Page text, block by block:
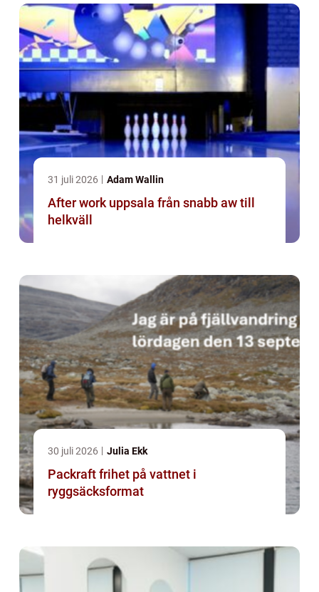
31 juli 2026 Adam Wallin
After work uppsala från snabb aw till
helkväll
30 juli 2026 Julia Ekk
Packraft frihet på vattnet i
ryggsäcksformat